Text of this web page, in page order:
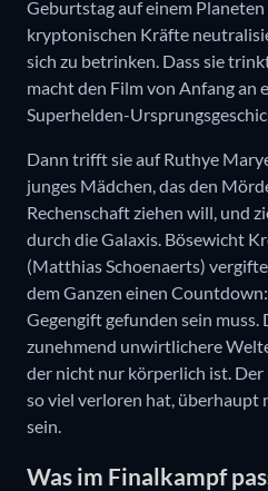
Geburtstag auf einem
kryptonischen Kräfte
sich zu betrinken. Dass sie
macht den Film von Anfang an
Superhelden-
Dann trifft sie auf Ruthye
junges Mädchen, das den
Rechenschaft ziehen will, und
durch die Galaxis. Bösewicht
(Matthias Schoenaerts)
dem Ganzen einen Countdown:
Gegengift gefunden sein muss.
zunehmend unwirtlichere
der nicht nur körperlich ist. Der
so viel verloren hat, überhaupt
sein.
Was im Finalkampf